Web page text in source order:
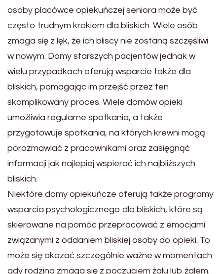
osoby placówce opiekuńczej seniora może być
często trudnym krokiem dla bliskich. Wiele osób
zmaga się z lęk, że ich bliscy nie zostaną szczęśliwi
w nowym. Domy starszych pacjentów jednak w
wielu przypadkach oferują wsparcie także dla
bliskich, pomagając im przejść przez ten
skomplikowany proces. Wiele domów opieki
umożliwia regularne spotkania, a także
przygotowuje spotkania, na których krewni mogą
porozmawiać z pracownikami oraz zasięgnąć
informacji jak najlepiej wspierać ich najbliższych
bliskich.
Niektóre domy opiekuńcze oferują także programy
wsparcia psychologicznego dla bliskich, które są
skierowane na pomóc przepracować z emocjami
związanymi z oddaniem bliskiej osoby do opieki. To
może się okazać szczególnie ważne w momentach
gdy rodzina zmaga się z poczuciem żalu lub żalem.